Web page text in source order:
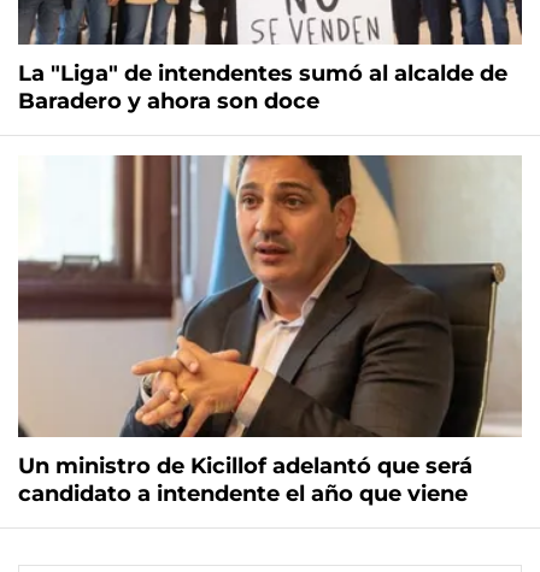
La "Liga" de intendentes sumó al alcalde de
Baradero y ahora son doce
Un ministro de Kicillof adelantó que será
candidato a intendente el año que viene